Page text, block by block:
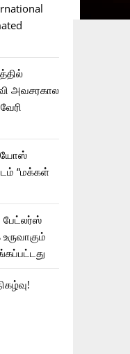
அவசரகால
“மக்கள்
பேட்லர்ஸ்